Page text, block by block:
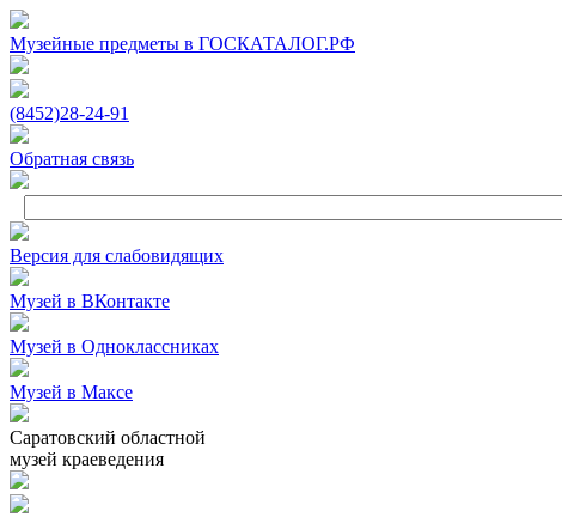
Музейные предметы в ГОСКАТАЛОГ.РФ
(8452)28‑24‑91
Обратная связь
Версия для слабовидящих
Музей в ВКонтакте
Музей в Одноклассниках
Музей в Максе
Саратовский областной
музей краеведения